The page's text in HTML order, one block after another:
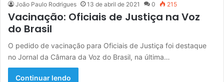
João Paulo Rodrigues 13 de abril de 2021 0 215
Vacinação: Oficiais de Justiça na Voz
do Brasil
O pedido de vacinação para Oficiais de Justiça foi destaque
no Jornal da Câmara da Voz do Brasil, na última…
Continuar lendo